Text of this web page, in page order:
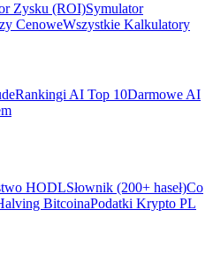
Zysku (ROI)Symulator
CenoweWszystkie Kalkulatory
Rankingi AI Top 10Darmowe AI
HODLSłownik (200+ haseł)Co
BitcoinaPodatki Krypto PL